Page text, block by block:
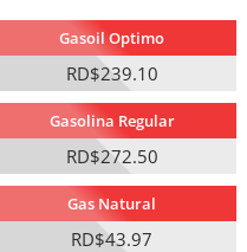
Gasoil Optimo
RD$239.10
Gasolina Regular
RD$272.50
Gas Natural
RD$43.97